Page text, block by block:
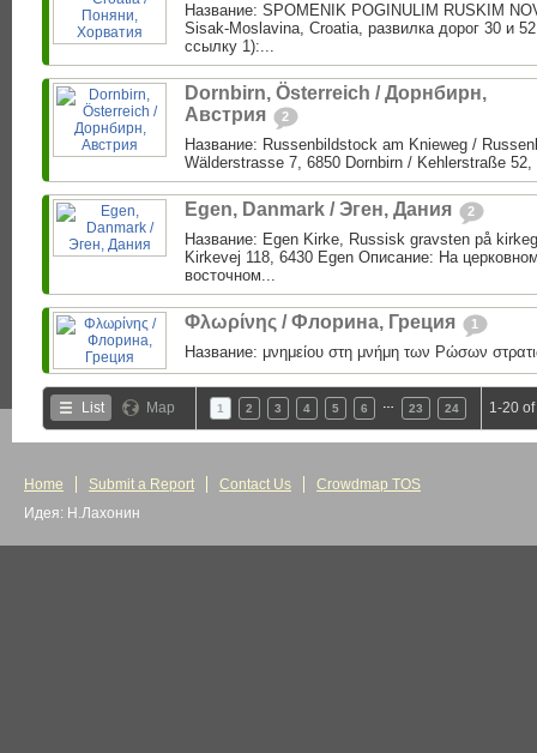
Название: SPOMENIK POGINULIM RUSKIM
Sisak-Moslavina, Croatia, развилка дорог 30 и
ссылку 1):...
Dornbirn, Österreich / Дорнбирн,
Австрия
2
Название: Russenbildstock am Knieweg /
Wälderstrasse 7, 6850 Dornbirn / Kehlerstraße
Egen, Danmark / Эген, Дания 2
Название: Egen Kirke, Russisk gravsten på
Kirkevej 118, 6430 Egen Описание: На
восточном...
Φλωρίνης / Флорина, Греция 1
Название: μνημείου στη μνήμη των Ρώσων
List Map 1 2 3 4 5 6 23 24 1-20
Home Submit a Report Contact Us
Crowdmap TOS
Идея: Н.Лахонин